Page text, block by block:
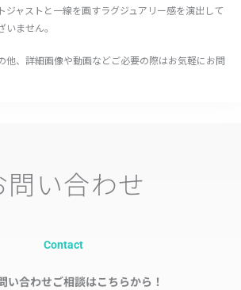
ジャストと一線を画すラグジュアリー感を演出して
ません。
他、詳細画像や動画などご必要の際はお気軽にお問
問い合わせ
Contact
い合わせご相談はこちらから！